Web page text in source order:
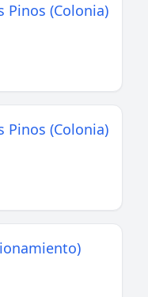
Pinos (Colonia)
Pinos (Colonia)